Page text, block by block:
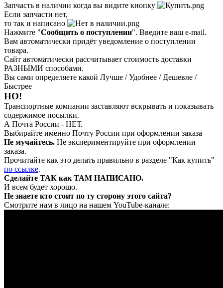
Запчасть в наличии когда вы видите кнопку
Если запчасти нет,
то так и написано
Нажмите "Сообщить о поступлении". Введите ваш e-mail.
Вам автоматически придёт уведомление о поступлении
товара.
Сайт автоматически рассчитывает стоимость доставки
РАЗНЫМИ способами.
Вы сами определяете какой Лучше / Удобнее / Дешевле /
Быстрее
НО!
Транспортные компании заставляют вскрывать и показывать
содержимое посылки.
А Почта России - НЕТ.
Выбирайте именно Почту России при оформлении заказа
Не мучайтесь. Не экспериментируйте при оформлении
заказа.
Прочитайте как это делать правильно в разделе "Как купить"
по ссылке.
Сделайте ТАК как ТАМ НАПИСАНО.
И всем будет хорошо.
Не знаете кто стоит по ту сторону этого сайта?
Смотрите нам в лицо на нашем YouTube-канале: